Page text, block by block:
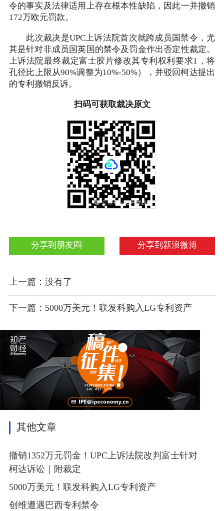
令的事实及法律适用上存在根本性缺陷，因此一并撤销
172万欧元罚款。
此次裁决是UPC上诉法院首次就跨成员国禁令，尤
其是针对非成员国英国的禁令及罚金作出否定性裁定。
上诉法院最终裁定富士胶片修改其专利权利要求1，将
孔径比上限从90%调整为10%-50%），并驳回柯达提出
的专利撤销反诉。
扫码可获取裁决原文
分享到新浪微博
分享到朋友圈
上一篇：没有了
下一篇：5000万美元！联发科购入LG专利资产
其他文章
撤销1352万元罚金！UPC上诉法院改判富士针对
柯达诉讼｜附裁定
5000万美元！联发科购入LG专利资产
创维遭遇巴西专利禁令